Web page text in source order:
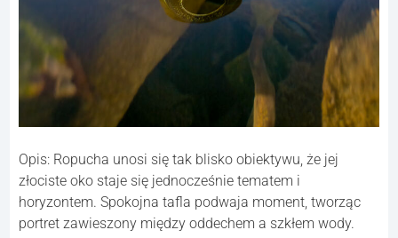
Opis: Ropucha unosi się tak blisko obiektywu, że jej
złociste oko staje się jednocześnie tematem i
horyzontem. Spokojna tafla podwaja moment, tworząc
portret zawieszony między oddechem a szkłem wody.